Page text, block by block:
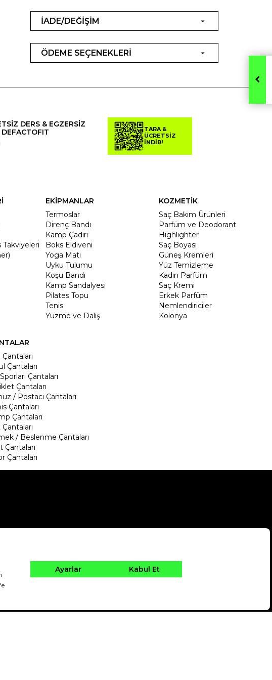
İADE/DEĞİŞİM
ÖDEME SEÇENEKLERİ
DERS & EGZERSİZ
TARA &
ÜCRETSİZ
İNDİR!
EKİPMANLAR
Termoslar
Direnç Bandı
Kamp Çadırı
Boks Eldiveni
Yoga Matı
Uyku Tulumu
Koşu Bandı
Kamp Sandalyesi
Pilates Topu
Tenis
Yüzme ve Dalış
KOZMETİK
Saç Bakım Ürünleri
Parfüm ve Deodorant
Highlighter
Saç Boyası
Güneş Kremleri
Yüz Temizleme
Kadın Parfüm
Saç Kremi
Erkek Parfüm
Nemlendiriciler
Kolonya
Çantaları
Çantaları
Çantaları
/ Postacı Çantaları
Çantaları
Çantaları
Çantaları
/ Beslenme Çantaları
Çantaları
Çantaları